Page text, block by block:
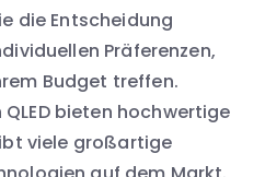
die Entscheidung
Präferenzen,
Budget treffen.
QLED bieten hochwertige
viele großartige